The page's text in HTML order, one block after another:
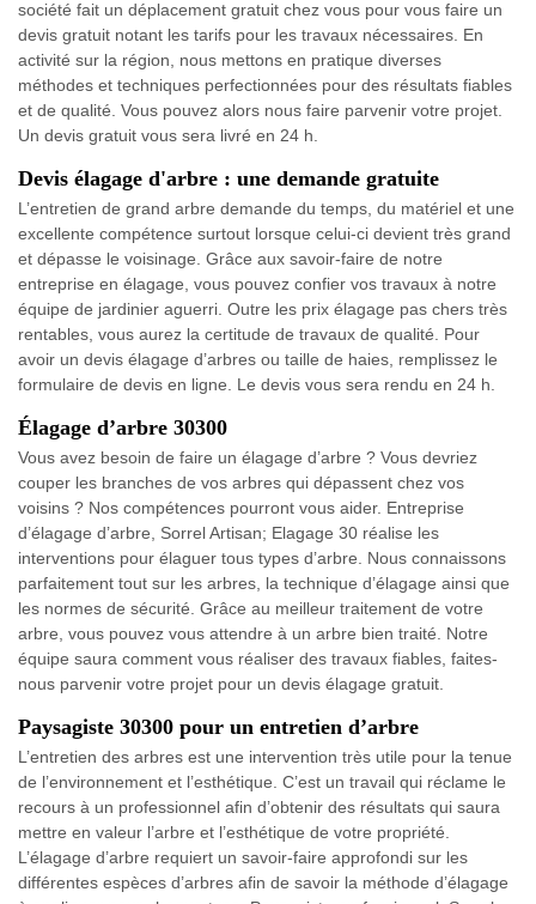
société fait un déplacement gratuit chez vous pour vous faire un
devis gratuit notant les tarifs pour les travaux nécessaires. En
activité sur la région, nous mettons en pratique diverses
méthodes et techniques perfectionnées pour des résultats fiables
et de qualité. Vous pouvez alors nous faire parvenir votre projet.
Un devis gratuit vous sera livré en 24 h.
Devis élagage d'arbre : une demande gratuite
L’entretien de grand arbre demande du temps, du matériel et une
excellente compétence surtout lorsque celui-ci devient très grand
et dépasse le voisinage. Grâce aux savoir-faire de notre
entreprise en élagage, vous pouvez confier vos travaux à notre
équipe de jardinier aguerri. Outre les prix élagage pas chers très
rentables, vous aurez la certitude de travaux de qualité. Pour
avoir un devis élagage d’arbres ou taille de haies, remplissez le
formulaire de devis en ligne. Le devis vous sera rendu en 24 h.
Élagage d’arbre 30300
Vous avez besoin de faire un élagage d’arbre ? Vous devriez
couper les branches de vos arbres qui dépassent chez vos
voisins ? Nos compétences pourront vous aider. Entreprise
d’élagage d’arbre, Sorrel Artisan; Elagage 30 réalise les
interventions pour élaguer tous types d’arbre. Nous connaissons
parfaitement tout sur les arbres, la technique d’élagage ainsi que
les normes de sécurité. Grâce au meilleur traitement de votre
arbre, vous pouvez vous attendre à un arbre bien traité. Notre
équipe saura comment vous réaliser des travaux fiables, faites-
nous parvenir votre projet pour un devis élagage gratuit.
Paysagiste 30300 pour un entretien d’arbre
L’entretien des arbres est une intervention très utile pour la tenue
de l’environnement et l’esthétique. C’est un travail qui réclame le
recours à un professionnel afin d’obtenir des résultats qui saura
mettre en valeur l’arbre et l’esthétique de votre propriété.
L’élagage d’arbre requiert un savoir-faire approfondi sur les
différentes espèces d’arbres afin de savoir la méthode d’élagage